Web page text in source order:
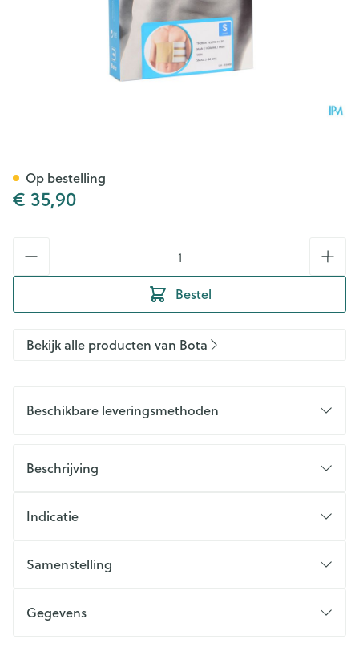
€ 35,90
Bestel
Op bestelling
Bekijk alle producten van Bota
Beschikbare leveringsmethoden
Beschrijving
Indicatie
Samenstelling
Gegevens